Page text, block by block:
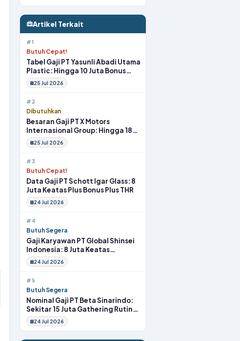
Artikel Terkait
#1
Butuh Cepat!
Tabel Gaji PT Yasunli Abadi Utama
Plastic: Hingga 10 Juta Bonus
Melimpah Lengkap Tunjangan
25 Jul 2026
#2
Dibutuhkan
Besaran Gaji PT X Motors
Internasional Group: Hingga 18
Juta Gym Membership Makan
Siang
25 Jul 2026
#3
Butuh Cepat!
Data Gaji PT Schott Igar Glass: 8
Juta Keatas Plus Bonus Plus THR
24 Jul 2026
#4
Butuh Segera
Gaji Karyawan PT Global Shinsei
Indonesia: 8 Juta Keatas
Tunjangan Komplit Uang
Transport
24 Jul 2026
#5
Butuh Segera
Nominal Gaji PT Beta Sinarindo:
Sekitar 15 Juta Gathering Rutin
Insentif Rutin
24 Jul 2026